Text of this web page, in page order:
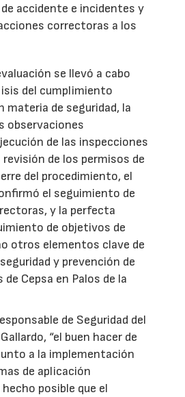
accidente e incidentes y
correctoras a los
se llevó a cabo
del cumplimiento
materia de seguridad, la
observaciones
de las inspecciones
revisión de los permisos de
del procedimiento, el
el seguimiento de
y la perfecta
de objetivos de
otros elementos clave de
y prevención de
Cepsa en Palos de la
de Seguridad del
“el buen hacer de
a la implementación
de aplicación
posible que el